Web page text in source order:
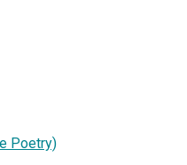
Poetry)